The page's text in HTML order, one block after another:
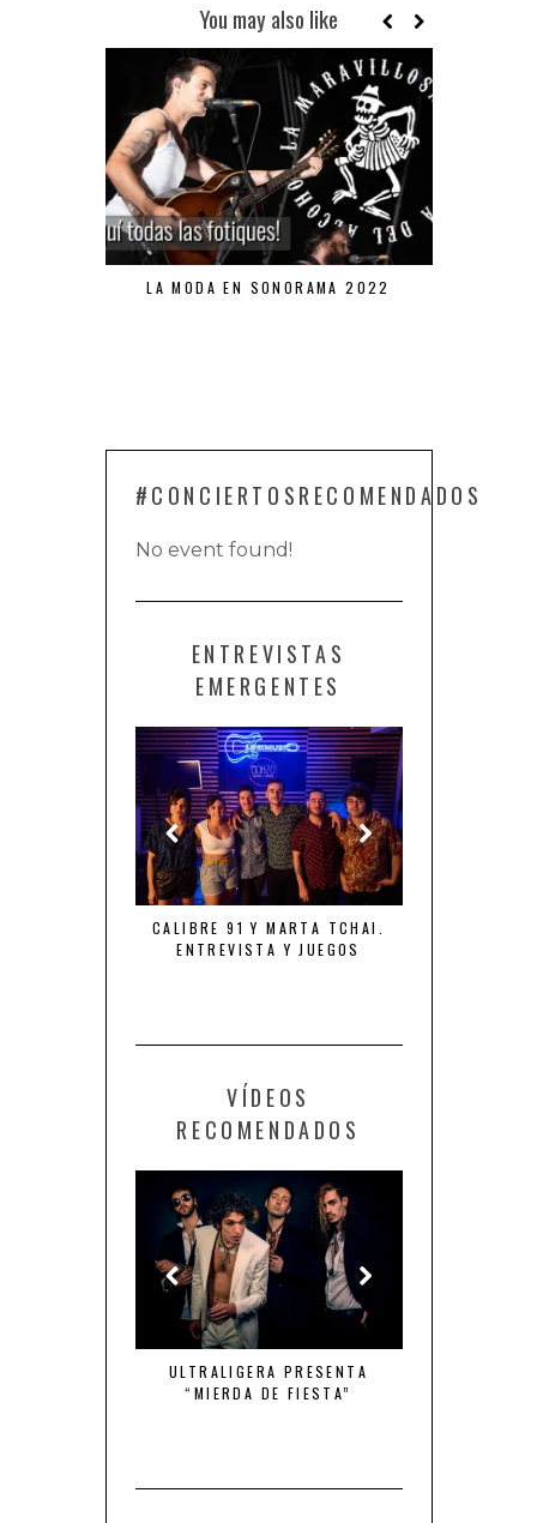
You may also like
LA MODA EN SONORAMA 2022
#CONCIERTOSRECOMENDADOS
No event found!
ENTREVISTAS
EMERGENTES
CALIBRE 91 Y MARTA TCHAI.
ENTREVISTA Y JUEGOS
VÍDEOS
RECOMENDADOS
ULTRALIGERA PRESENTA
“MIERDA DE FIESTA”